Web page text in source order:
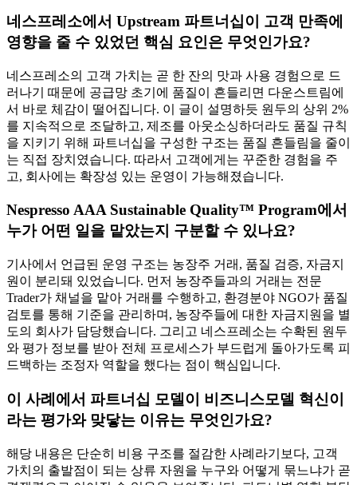
네스프레소에서 Upstream 파트너십이 고객 만족에
영향을 줄 수 있었던 핵심 요인은 무엇인가요?
네스프레소의 고객 가치는 곧 한 잔의 맛과 사용 경험으로 드
러나기 때문에 공급망 초기에 품질이 흔들리면 다운스트림에
서 바로 체감이 떨어집니다. 이 글이 설명하듯 원두의 상위 2%
를 지속적으로 조달하고, 제조를 아웃소싱하더라도 품질 규칙
을 지키기 위해 파트너십을 구성한 구조는 품질 흔들림을 줄이
는 직접 장치였습니다. 따라서 고객에게는 꾸준한 경험을 주
고, 회사에는 확장성 있는 운영이 가능해졌습니다.
Nespresso AAA Sustainable Quality™ Program에서
누가 어떤 일을 맡았는지 구분할 수 있나요?
기사에서 언급된 운영 구조는 농장주 거래, 품질 검증, 자금지
원이 분리돼 있었습니다. 먼저 농장주들과의 거래는 전문
Trader가 채널을 맡아 거래를 수행하고, 환경분야 NGO가 품질
검토를 통해 기준을 관리하며, 농장주들에 대한 자금지원을 별
도의 회사가 담당했습니다. 그리고 네스프레소는 수확된 원두
와 평가 정보를 받아 전체 프로세스가 부드럽게 돌아가도록 피
드백하는 조정자 역할을 했다는 점이 핵심입니다.
이 사례에서 파트너십 모델이 비즈니스모델 혁신이
라는 평가와 맞닿는 이유는 무엇인가요?
해당 내용은 단순히 비용 구조를 절감한 사례라기보다, 고객
가치의 출발점이 되는 상류 자원을 누구와 어떻게 묶느냐가 곧